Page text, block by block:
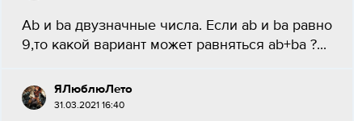
Ab и ba двузначные числа. Если ab и ba равно
9,то какой вариант может равняться ab+ba ?...
ЯЛюблюЛето
31.03.2021 16:40